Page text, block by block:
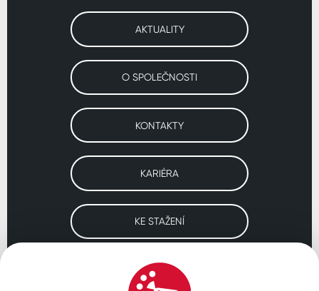
AKTUALITY
O SPOLEČNOSTI
KONTAKTY
KARIÉRA
KE STAŽENÍ
Navštivte naše pobočky